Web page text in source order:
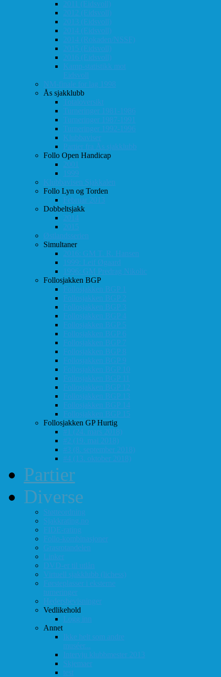
2011 (Eidsvoll)
2012 (Eidsvoll)
2013 (Eidsvoll)
2014 (Eidsvoll)
2014 (Rokaden/NSSF)
2015 (Eidsvoll)
2016 (Eidsvoll)
Kamp-statistikk mot
Eidsvoll
NM-finale for lag 1998
Ås sjakklubb
Totaloversikt
Turneringer 1981-1986
Turneringer 1987-1991
Turneringer 1992-1996
Klubbaviser
Partier fra Ås sjakklubb
Follo Open Handicap
2001
1999
Klubbavisen Sjakkalen
Follo Lyn og Torden
Februar 2013
Dobbeltsjakk
2014
2015
Østlandsserien
Simultaner
2016: GM T. R. Hansen
1999: Leif Øgaard
1996: GM Predrag Nikolic
Follosjakken BGP
Follosjakken BGP 1
Follosjakken BGP 2
Follosjakken BGP 3
Follosjakken BGP 4
Follosjakken BGP 5
Follosjakken BGP 6
Follosjakken BGP 7
Follosjakken BGP 8
Follosjakken BGP 9
Follosjakken BGP 10
Follosjakken BGP 11
Follosjakken BGP 12
Follosjakken BGP 13
Follosjakken BGP 14
Follosjakken BGP 15
Follosjakken GP Hurtig
#1 (24. mars 2018)
#2 (19. mai 2018)
#3 (8. september 2018)
#4 (13. oktober 2018)
Partier
Diverse
Støtteordning
Sjakkrating.no
FIDE-rating
Follo-kombinasjoner
Grasrotandelen
Linker
DVD-er til utlån
Virtuell sjakklubb (lichess)
Førsteplasser i eksterne
turneringer
Hedersbevisninger
Vedlikehold
Logg inn
Annet
Ikke helt som andre
muséer...
Intervju klubbmester 2013
Skjemaer
test